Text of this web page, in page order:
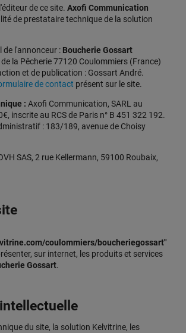
de ce site. Axofi Communication
de prestataire technique de la solution
de l'annonceur : Boucherie Gossart
la Pêcherie 77120 Coulommiers (France)
et de publication : Gossart André.
de contact présent sur le site.
: Axofi Communication, SARL au
inscrite au RCS de Paris n° B 451 322 192.
: 183/189, avenue de Choisy
SAS, 2 rue Kellermann, 59100 Roubaix,
coulommiers/boucheriegossart"
sur internet, les produits et services
Gossart.
du site, la solution Kelvitrine, les